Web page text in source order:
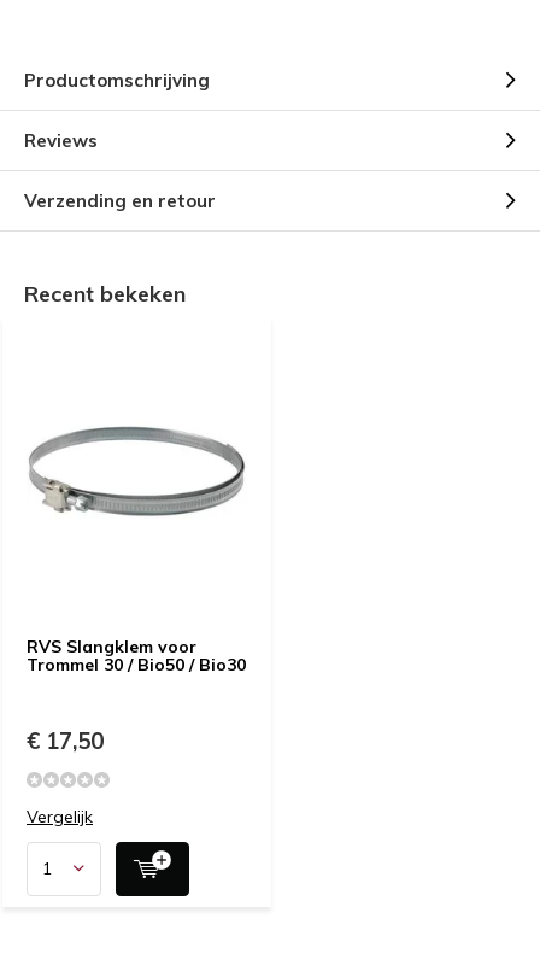
Productomschrijving
Reviews
Verzending en retour
Recent bekeken
RVS Slangklem voor
Trommel 30 / Bio50 / Bio30
€ 17,50
Vergelijk